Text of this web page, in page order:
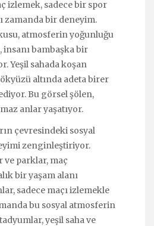
izlemek, sadece bir spor
zamanda bir deneyim.
atmosferin yoğunluğu
insanı bambaşka bir
Yeşil sahada koşan
altında adeta birer
Bu görsel şölen,
anlar yaşatıyor.
çevresindeki sosyal
zenginleştiriyor.
ve parklar, maç
bir yaşam alanı
sadece maçı izlemekle
bu sosyal atmosferin
yeşil saha ve